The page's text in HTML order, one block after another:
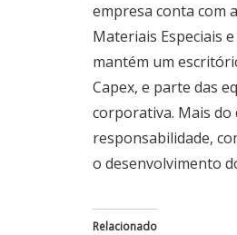
empresa conta com
Materiais Especiais
mantém um
Capex, e parte das
corporativa. Mais do
responsabilidade,
o desenvolvimento
Relacionado